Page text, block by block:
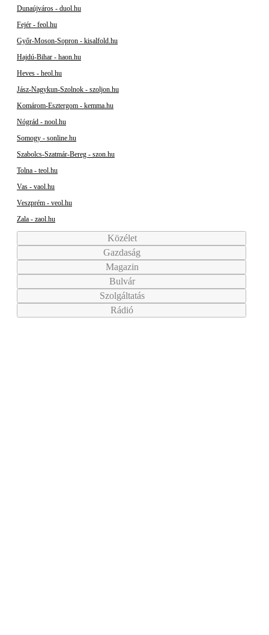
Dunaújváros - duol.hu
Fejér - feol.hu
Győr-Moson-Sopron - kisalfold.hu
Hajdú-Bihar - haon.hu
Heves - heol.hu
Jász-Nagykun-Szolnok - szoljon.hu
Komárom-Esztergom - kemma.hu
Nógrád - nool.hu
Somogy - sonline.hu
Szabolcs-Szatmár-Bereg - szon.hu
Tolna - teol.hu
Vas - vaol.hu
Veszprém - veol.hu
Zala - zaol.hu
Közélet
Gazdaság
Magazin
Bulvár
Szolgáltatás
Rádió